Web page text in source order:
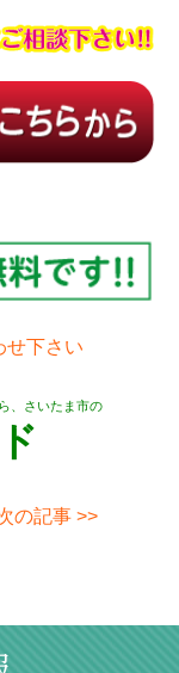
せ下さい
、さいたま市の
の記事 >>